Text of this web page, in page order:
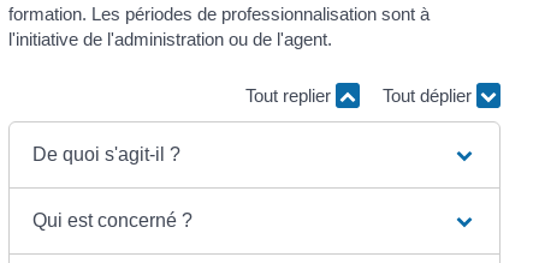
formation. Les périodes de professionnalisation sont à
l'initiative de l'administration ou de l'agent.
Tout replier Tout déplier
De quoi s'agit-il ?
Qui est concerné ?